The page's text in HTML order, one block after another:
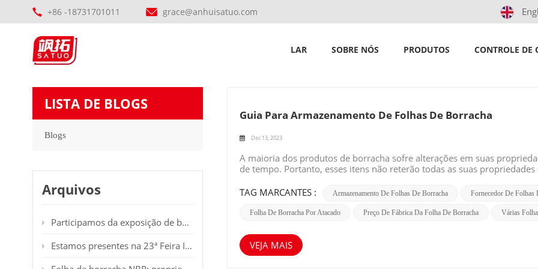
+86 -18731701011 grace@anhuisatuo.com
LAR SOBRE NÓS PRODUTOS CONTROLE DE
Preço de fábrica da folha de borracha
Guia Para Armazenamento De Folhas De Borracha
Dec 13, 2023
A maioria dos produtos de borracha sofre alterações em suas
de tempo. Portanto, esses itens não reterão todas as suas
podem ser o resultado de um factor específico ou de uma combinação
de armazenamento cuidadosas. LEGALA temperatura ideal é de 10°C.
temperatura das peças para evitar danos. AMBIENTE SECOÉ
70%, pois um ambiente excessivamente seco prejudica a borracha. No
curtos períodos. VENTILAÇÃOA ventilação deve ser tão suave quanto
TAG MARCANTES : Armazenamento De Folhas De Borracha Fornecedor De Folhas
Folha De Borracha Por Atacado Preço De Fábrica Da Folha De Borracha Várias
VEJA MAIS
LISTA DE BLOGS
Blogs
Arquivos
Participamos da exposição de borracha em Dubai.
Estamos presentes na 23ª Feira Internacional de Plásticos e Borracha em Düsseldorf, Alemanha. Sejam bem-vindos ao nosso estande.